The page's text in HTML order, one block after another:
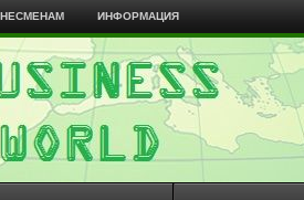
ИНФОРМАЦИЯ